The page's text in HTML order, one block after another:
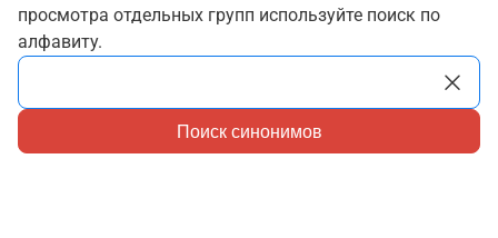
просмотра отдельных групп используйте поиск по
алфавиту.
Поиск синонимов